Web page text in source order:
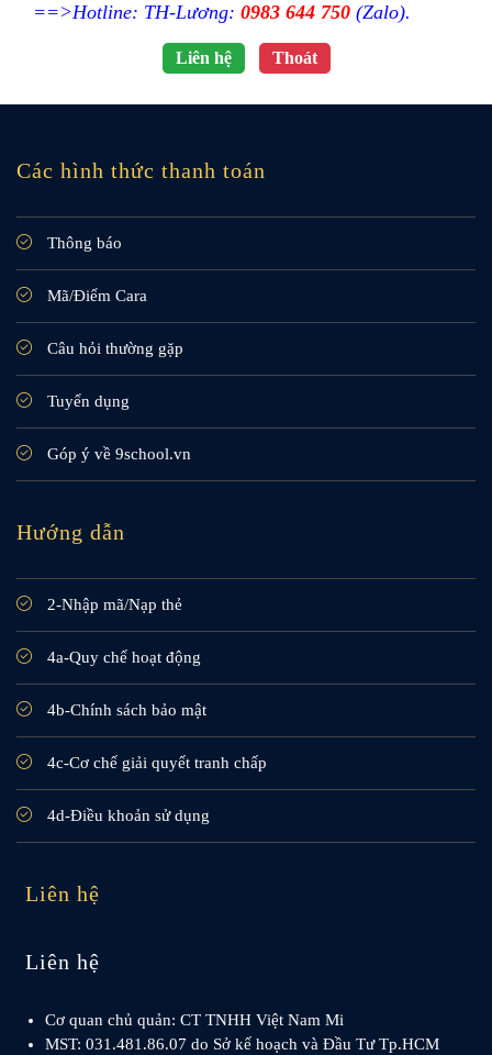
==>Hotline: TH-Lương: 0983 644 750 (Zalo).
Liên hệ Thoát
Các hình thức thanh toán
Thông báo
Mã/Điểm Cara
Câu hỏi thường gặp
Tuyển dụng
Góp ý về 9school.vn
Hướng dẫn
2-Nhập mã/Nạp thẻ
4a-Quy chế hoạt động
4b-Chính sách bảo mật
4c-Cơ chế giải quyết tranh chấp
4d-Điều khoản sử dụng
Liên hệ
Liên hệ
Cơ quan chủ quản: CT TNHH Việt Nam Mi
MST: 031.481.86.07 do Sở kế hoạch và Đầu Tư Tp.HCM